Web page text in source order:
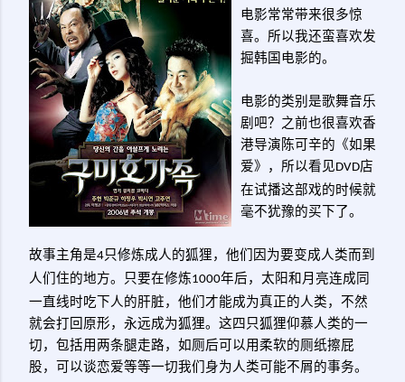
电影常常带来很多惊
喜。所以我还蛮喜欢发
掘韩国电影的。
电影的类别是歌舞音乐
剧吧？之前也很喜欢香
港导演陈可辛的《如果
爱》，所以看见DVD店
在试播这部戏的时候就
毫不犹豫的买下了。
故事主角是4只修炼成人的狐狸，他们因为要变成人类而到
人们住的地方。只要在修炼1000年后，太阳和月亮连成同
一直线时吃下人的肝脏，他们才能成为真正的人类，不然
就会打回原形，永远成为狐狸。这四只狐狸仰慕人类的一
切，包括用两条腿走路，如厕后可以用柔软的厕纸擦屁
股，可以谈恋爱等等一切我们身为人类可能不屑的事务。